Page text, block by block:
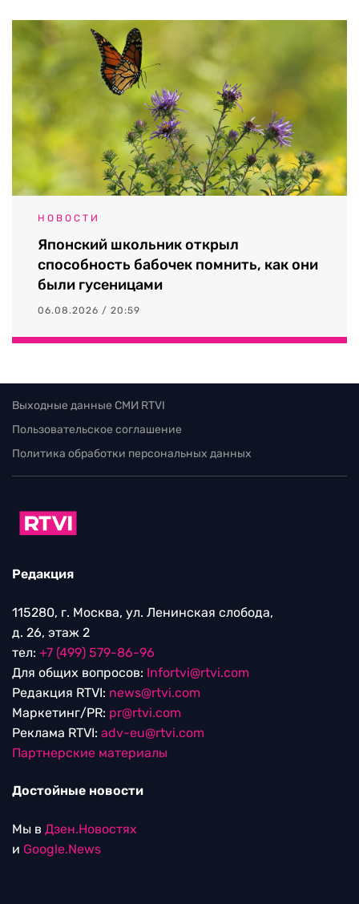
НОВОСТИ
Японский школьник открыл
способность бабочек помнить, как они
были гусеницами
06.08.2026 / 20:59
Выходные данные СМИ RTVI
Пользовательское соглашение
Политика обработки персональных данных
Редакция
115280, г. Москва, ул. Ленинская слобода,
д. 26, этаж 2
тел: +7 (499) 579-86-96
Для общих вопросов: Infortvi@rtvi.com
Редакция RTVI: news@rtvi.com
Маркетинг/PR: pr@rtvi.com
Реклама RTVI: adv-eu@rtvi.com
Партнерские материалы
Достойные новости
Мы в Дзен.Новостях
и Google.News